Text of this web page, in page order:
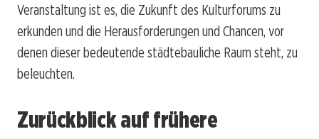
Veranstaltung ist es, die Zukunft des Kulturforums zu
erkunden und die Herausforderungen und Chancen, vor
denen dieser bedeutende städtebauliche Raum steht, zu
beleuchten.
Zurückblick auf frühere